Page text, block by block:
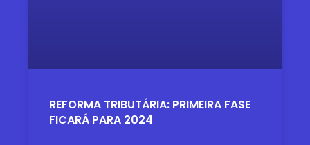
REFORMA TRIBUTÁRIA: PRIMEIRA FASE
FICARÁ PARA 2024